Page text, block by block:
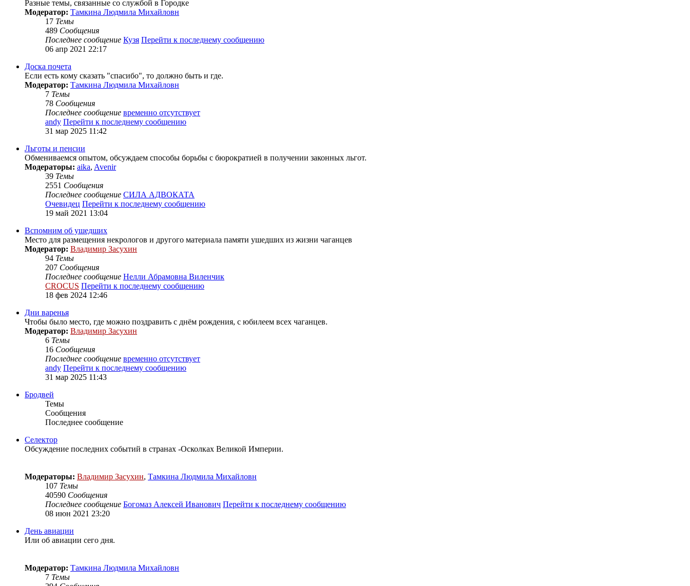
Разные темы, связанные со службой в Городке
Модератор: Тамкина Людмила Михайловн
17 Темы
489 Сообщения
Последнее сообщение Кузя Перейти к последнему сообщению
06 апр 2021 22:17
Доска почета
Если есть кому сказать "спасибо", то должно быть и где.
Модератор: Тамкина Людмила Михайловн
7 Темы
78 Сообщения
Последнее сообщение временно отсутствует
andy Перейти к последнему сообщению
31 мар 2025 11:42
Льготы и пенсии
Обмениваемся опытом, обсуждаем способы борьбы с бюрократией в получении законных льгот.
Модераторы: aika, Avenir
39 Темы
2551 Сообщения
Последнее сообщение СИЛА АДВОКАТА
Очевидец Перейти к последнему сообщению
19 май 2021 13:04
Вспомним об ушедших
Место для размещения некрологов и другого материала памяти ушедших из жизни чаганцев
Модератор: Владимир Засухин
94 Темы
207 Сообщения
Последнее сообщение Нелли Абрамовна Виленчик
CROCUS Перейти к последнему сообщению
18 фев 2024 12:46
Дни варенья
Чтобы было место, где можно поздравить с днём рождения, с юбилеем всех чаганцев.
Модератор: Владимир Засухин
6 Темы
16 Сообщения
Последнее сообщение временно отсутствует
andy Перейти к последнему сообщению
31 мар 2025 11:43
Бродвей
Темы
Сообщения
Последнее сообщение
Селектор
Обсуждение последних событий в странах -Осколках Великой Империи.
Модераторы: Владимир Засухин, Тамкина Людмила Михайловн
107 Темы
40590 Сообщения
Последнее сообщение Богомаз Алексей Иванович Перейти к последнему сообщению
08 июн 2021 23:20
День авиации
Или об авиации сего дня.
Модератор: Тамкина Людмила Михайловн
7 Темы